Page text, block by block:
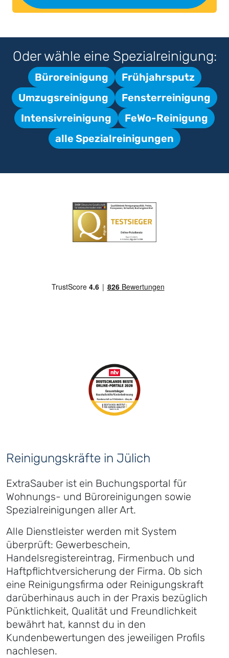
Oder wähle eine Spezialreinigung:
Büroreinigung
Frühjahrsputz
Umzugsreinigung
Fensterreinigung
Intensivreinigung
FeWo-Reinigung
alle Spezialreinigungen
Reinigungskräfte in Jülich
ExtraSauber ist ein Buchungsportal für
Wohnungs- und Büroreinigungen sowie
Spezialreinigungen aller Art.
Alle Dienstleister werden mit System
überprüft: Gewerbeschein,
Handelsregistereintrag, Firmenbuch und
Haftpflichtversicherung der Firma. Ob sich
eine Reinigungsfirma oder Reinigungskraft
darüberhinaus auch in der Praxis bezüglich
Pünktlichkeit, Qualität und Freundlichkeit
bewährt hat, kannst du in den
Kundenbewertungen des jeweiligen Profils
nachlesen.